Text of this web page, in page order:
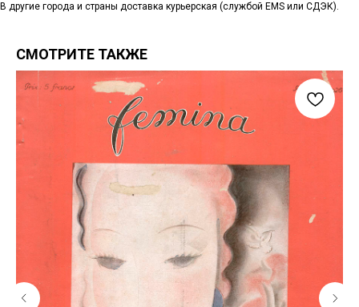
В другие города и страны доставка курьерская (службой EMS или СДЭК).
СМОТРИТЕ ТАКЖЕ